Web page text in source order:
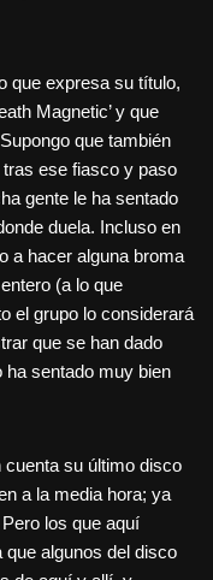
que expresa su título,
Magnetic’ y que
que también
ese fiasco y paso
gente le ha sentado
duela. Incluso en
a hacer alguna broma
(a lo que
el grupo lo considerará
que se han dado
ha sentado muy bien
su último disco
a la media hora; ya
los que aquí
algunos del disco